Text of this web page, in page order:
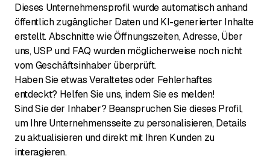
Dieses Unternehmensprofil wurde automatisch anhand
öffentlich zugänglicher Daten und KI-generierter Inhalte
erstellt. Abschnitte wie Öffnungszeiten, Adresse, Über
uns, USP und FAQ wurden möglicherweise noch nicht
vom Geschäftsinhaber überprüft.
Haben Sie etwas Veraltetes oder Fehlerhaftes
entdeckt? Helfen Sie uns, indem Sie es melden!
Sind Sie der Inhaber? Beanspruchen Sie dieses Profil,
um Ihre Unternehmensseite zu personalisieren, Details
zu aktualisieren und direkt mit Ihren Kunden zu
interagieren.